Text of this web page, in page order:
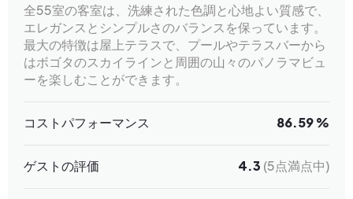
全55室の客室は、洗練された色調と心地よい質感で、
エレガンスとシンプルさのバランスを保っています。
最大の特徴は屋上テラスで、プールやテラスバーから
はボゴタのスカイラインと周囲の山々のパノラマビュ
ーを楽しむことができます。
コストパフォーマンス 86.59 %
ゲストの評価 4.3 (5点満点中)